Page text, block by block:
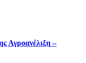
Αγροανέλιξη –